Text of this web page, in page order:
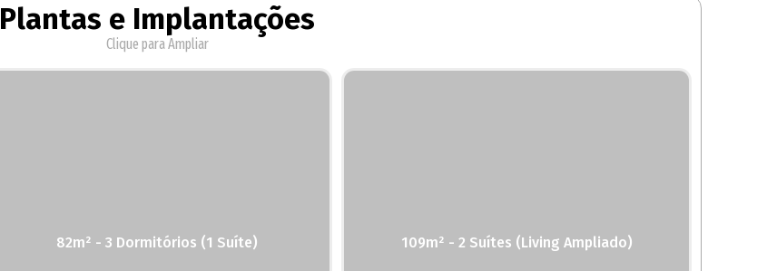
Plantas e Implantações
Clique para Ampliar
82m² - 3 Dormitórios (1 Suíte) 109m² - 2 Suítes (Living Ampliado)